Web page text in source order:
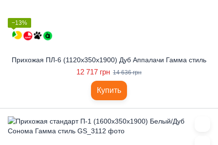
−13%
Прихожая ПЛ-6 (1120x350x1900) Дуб Аппалачи Гамма стиль
12 717 грн 14 636 грн
Купить